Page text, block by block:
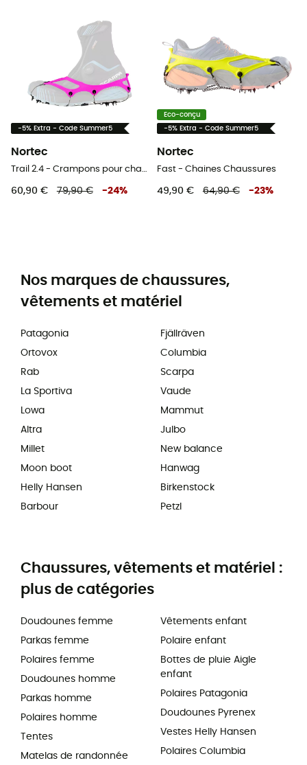
-5% Extra - Code Summer5
Nortec
Trail 2.4 - Crampons pour chaussure
60,90 € 79,90 € -24%
Eco-conçu
-5% Extra - Code Summer5
Nortec
Fast - Chaines Chaussures
49,90 € 64,90 € -23%
Nos marques de chaussures,
vêtements et matériel
Patagonia
Ortovox
Rab
La Sportiva
Lowa
Altra
Millet
Moon boot
Helly Hansen
Barbour
Fjällräven
Columbia
Scarpa
Vaude
Mammut
Julbo
New balance
Hanwag
Birkenstock
Petzl
Chaussures, vêtements et matériel :
plus de catégories
Doudounes femme
Parkas femme
Polaires femme
Doudounes homme
Parkas homme
Polaires homme
Tentes
Matelas de randonnée
Vêtements enfant
Polaire enfant
Bottes de pluie Aigle
enfant
Polaires Patagonia
Doudounes Pyrenex
Vestes Helly Hansen
Polaires Columbia